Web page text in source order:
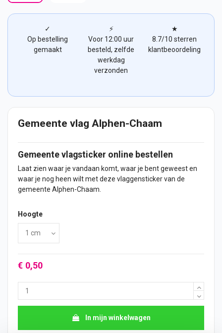
✓
Op bestelling
gemaakt
⚡
Voor 12:00 uur
besteld, zelfde
werkdag
verzonden
★
8.7/10 sterren
klantbeoordeling
Gemeente vlag Alphen-Chaam
Gemeente vlagsticker online bestellen
Laat zien waar je vandaan komt, waar je bent geweest en
waar je nog heen wilt met deze vlaggensticker van de
gemeente Alphen-Chaam.
Hoogte
€ 0,50
In mijn winkelwagen